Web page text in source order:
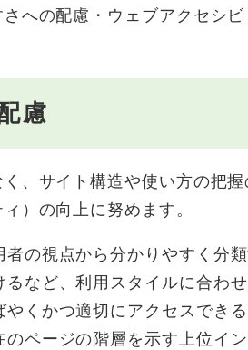
への配慮・ウェブアクセシ
慮
、サイト構造や使い方の把
）の向上に努めます。
の視点から分かりやすく分
など、利用スタイルに合わ
くかつ適切にアクセスできる
ページの階層を示す上位イ